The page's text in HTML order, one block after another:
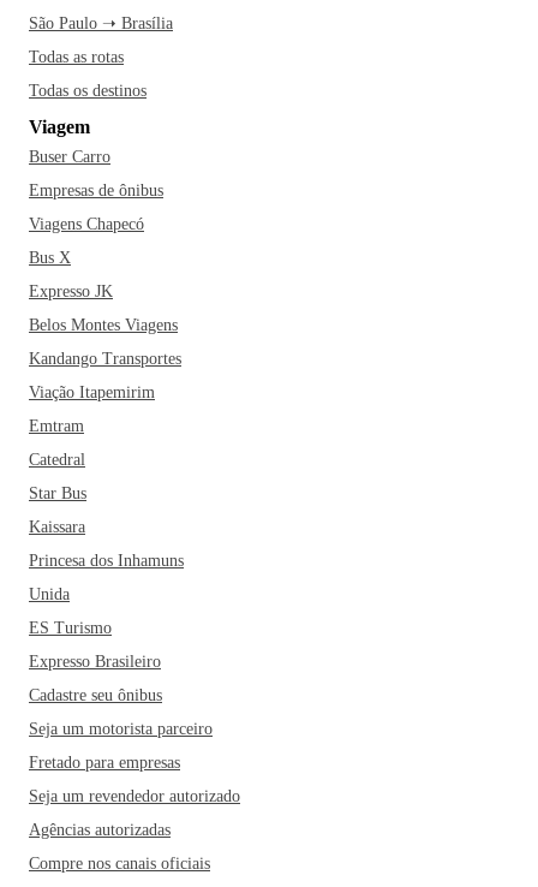
São Paulo ➝ Brasília
Todas as rotas
Todas os destinos
Viagem
Buser Carro
Empresas de ônibus
Viagens Chapecó
Bus X
Expresso JK
Belos Montes Viagens
Kandango Transportes
Viação Itapemirim
Emtram
Catedral
Star Bus
Kaissara
Princesa dos Inhamuns
Unida
ES Turismo
Expresso Brasileiro
Cadastre seu ônibus
Seja um motorista parceiro
Fretado para empresas
Seja um revendedor autorizado
Agências autorizadas
Compre nos canais oficiais